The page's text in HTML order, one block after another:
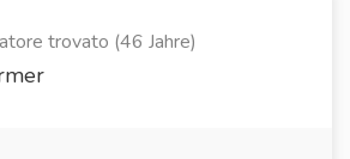
trovato (46 Jahre)